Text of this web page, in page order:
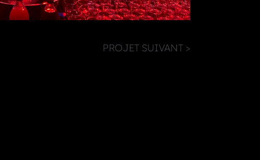
PROJET SUIVANT >